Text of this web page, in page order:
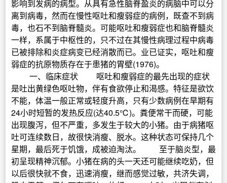
影响到发病的病型。从具有急性脑脊盈炎的病脑中可以分
离到病毒，然而在慢性呕吐和瘦弱症的病例，既查不到病
毒，也石不到脑脊髓炎。可能呕吐和瘦弱症也和脑脊髓炎
一样，系属于中枢性的，只不过在其慢性病理过程中病毒
已被排除和炎症病变已经消散而已。业已证实，呕吐和瘦
弱症的抗原物质存在于患猪的胃壁(1976)。
一、临床症状 呕吐和瘦弱症的最先出现的症状
是吐出黄绿色呕吐物，伴有食欲停止和渴感。特征是欲饮
不能，体温一般正常或轻度升高，只有少数病例在旱期有
24小时短暂的发热反应(达40.5℃)。粪便常干而硬，可能
出现腹泻，但不严重，多发生于较大的小猪。由于病猪呕
吐可连续数日，故很快消瘦、脱水。这种状态可保持几个
星期，最后死于饥饿，成被迫淘汰。 至于脑炎型，最
初呈现精神沉郁。小猪在病的头一天还可能继续吃奶，但
以后很快就不食，迅速消瘦，继而感觉过敏，共济失调，